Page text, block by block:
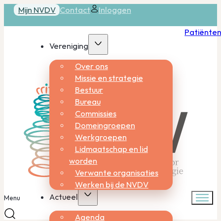
Mijn NVDV Contact Inloggen
Vereniging
Over ons
Missie en strategie
Bestuur
Bureau
Commissies
Domeingroepen
Werkgroepen
Lidmaatschap en lid
worden
Verwante organisaties
Werken bij de NVDV
Actueel
Agenda
Menu